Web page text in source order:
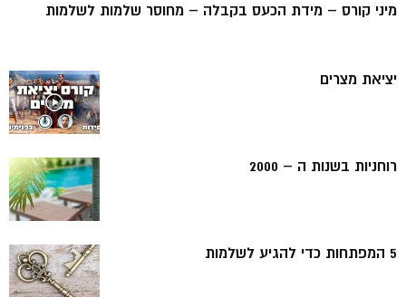
מיני קורס – מידת הכעס בקבלה – מחוסר שלמות לשלמות
יציאת מצרים
רוחניות בשנות ה – 2000
5 המפתחות כדי להגיע לשלמות